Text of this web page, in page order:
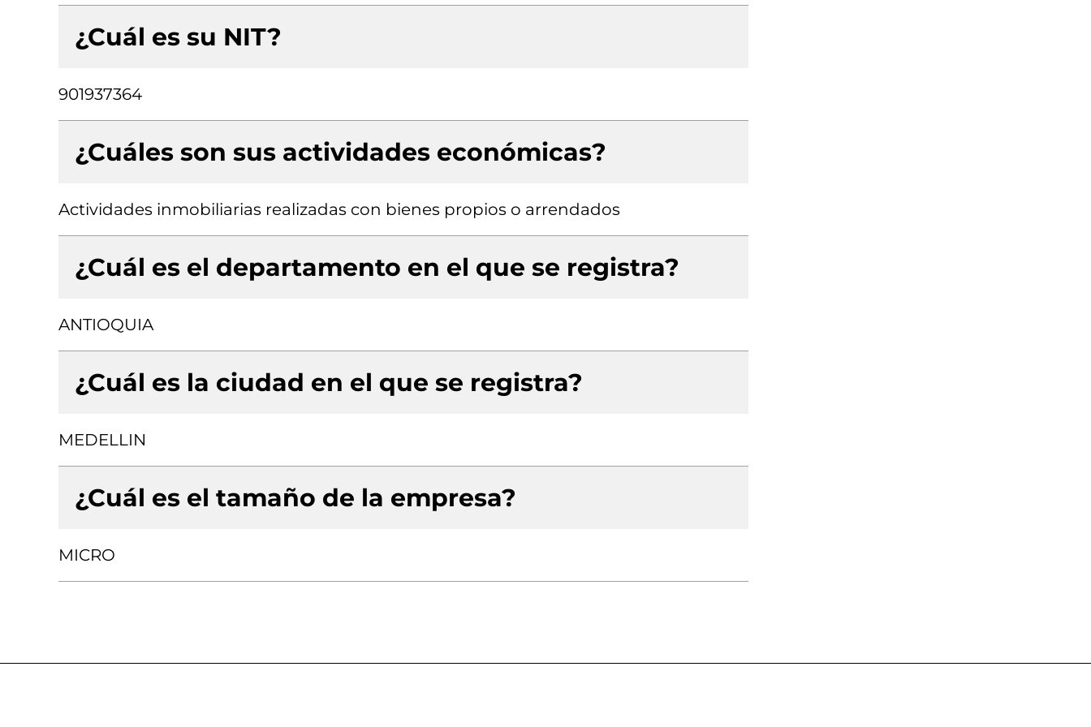
¿Cuál es su NIT?
901937364
¿Cuáles son sus actividades económicas?
Actividades inmobiliarias realizadas con bienes propios o arrendados
¿Cuál es el departamento en el que se registra?
ANTIOQUIA
¿Cuál es la ciudad en el que se registra?
MEDELLIN
¿Cuál es el tamaño de la empresa?
MICRO